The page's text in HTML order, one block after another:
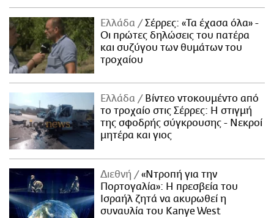
Ελλάδα
Σέρρες: «Τα έχασα όλα» -
Οι πρώτες δηλώσεις του πατέρα
και συζύγου των θυμάτων του
τροχαίου
Ελλάδα
Βίντεο ντοκουμέντο από
το τροχαίο στις Σέρρες: Η στιγμή
της σφοδρής σύγκρουσης - Νεκροί
μητέρα και γιος
Διεθνή
«Ντροπή για την
Πορτογαλία»: Η πρεσβεία του
Ισραήλ ζητά να ακυρωθεί η
συναυλία του Kanye West